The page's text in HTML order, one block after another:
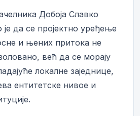
Добоја Славко
да се пројектно уређење
и њених притока не
већ да се морају
локалне заједнице,
ентитетске нивое и